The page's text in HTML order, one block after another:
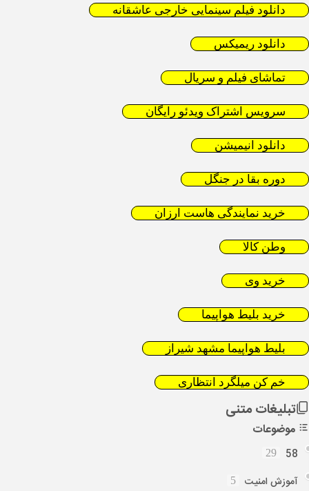
دانلود فیلم سینمایی خارجی عاشقانه
دانلود ریمیکس
تماشای فیلم و سریال
سرویس اشتراک ویدئو رایگان
دانلود انیمیشن
دوره بقا در جنگل
خرید نمایندگی هاست ارزان
وطن کالا
خرید وی
خرید بلیط هواپیما
بلیط هواپیما مشهد شیراز
خم کن میلگرد انتظاری
تبلیغات متنی
موضوعات
58
29
آموزش امنیت 5